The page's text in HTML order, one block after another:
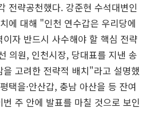
전략공천했다. 강준현 수석대변인
에 대해 "인천 연수갑은 우리당에
이자 반드시 사수해야 할 핵심 전략
의원, 인천시장, 당대표를 지낸 송
을 고려한 전략적 배치"라고 설명했
택을·안산갑, 충남 아산을 등 잔여
주 안에 발표를 마칠 것으로 보인